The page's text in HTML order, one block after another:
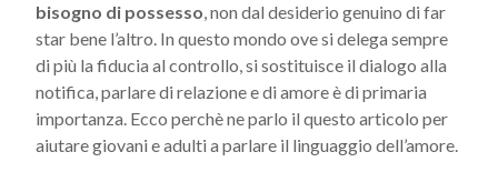
bisogno di possesso, non dal desiderio genuino di far
star bene l’altro. In questo mondo ove si delega sempre
di più la fiducia al controllo, si sostituisce il dialogo alla
notifica, parlare di relazione e di amore è di primaria
importanza. Ecco perchè ne parlo il questo articolo per
aiutare giovani e adulti a parlare il linguaggio dell’amore.